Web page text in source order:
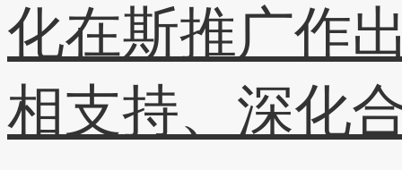
化在斯推广作
相支持、深化